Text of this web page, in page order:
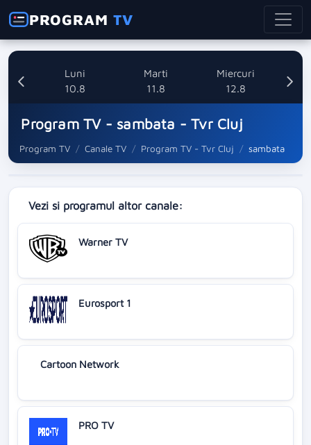
PROGRAMTV
Luni
10.8
Marti
11.8
Miercuri
12.8
Program TV - sambata - Tvr Cluj
Program TV Canale TV Program TV - Tvr Cluj sambata
Vezi si programul altor canale:
Warner TV
Eurosport 1
Cartoon Network
PRO TV